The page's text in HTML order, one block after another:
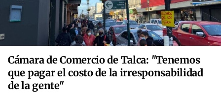
Cámara de Comercio de Talca: "Tenemos
que pagar el costo de la irresponsabilidad
de la gente"